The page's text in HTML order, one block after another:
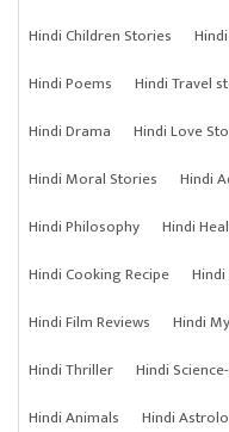
Hindi Children Stories
Hindi Poems
Hindi Travel
Hindi Drama
Hindi Love
Hindi Moral Stories
Hindi
Hindi Philosophy
Hindi
Hindi Cooking Recipe
Hindi Film Reviews
Hindi
Hindi Thriller
Hindi
Hindi Animals
Hindi